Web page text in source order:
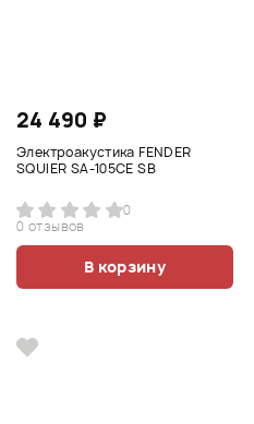
24 490 ₽
Электроакустика FENDER
SQUIER SA-105CE SB
0
0 отзывов
В корзину